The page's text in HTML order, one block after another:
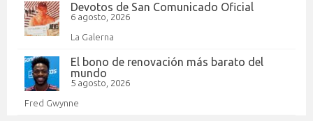
Devotos de San Comunicado Oficial
6 agosto, 2026
La Galerna
El bono de renovación más barato del
mundo
5 agosto, 2026
Fred Gwynne